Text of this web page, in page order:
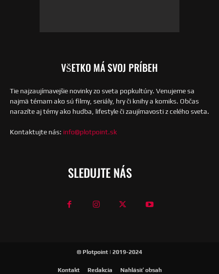
VŠETKO MÁ SVOJ PRÍBEH
Tie najzaujímavejšie novinky zo sveta popkultúry. Venujeme sa
najmä témam ako sú filmy, seriály, hry či knihy a komiks. Občas
narazíte aj témy ako hudba, lifestyle či zaujímavosti z celého sveta.
Kontaktujte nás: info@plotpoint.sk
SLEDUJTE NÁS
© Plotpoint | 2019-2024
Kontakt Redakcia Nahlásiť obsah